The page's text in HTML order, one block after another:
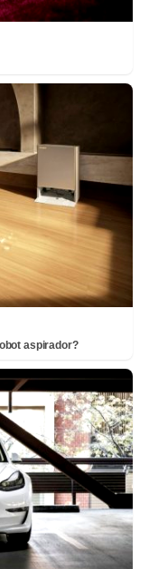
aspirador?